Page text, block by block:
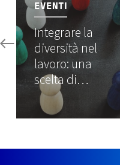
EVENTI
Integrare la
diversità nel
lavoro: una
scelta di…